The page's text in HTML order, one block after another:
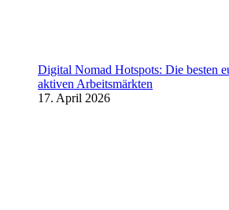
Digital Nomad Hotspots: Die besten
aktiven Arbeitsmärkten
17. April 2026